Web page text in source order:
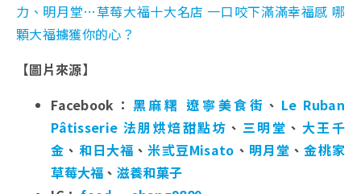
力、明月堂…草莓大福十大名店 一口咬下滿滿幸福感 哪
顆大福擄獲你的心？
【圖片來源】
Facebook： 黑麻糬 遼寧美食街 、 Le Ruban
Pâtisserie 法朋烘焙甜點坊 、 三明堂 、 大王千
金 、 和日大福 、米弎豆Misato 、 明月堂 、金桃家
草莓大福 、 滋養和菓子